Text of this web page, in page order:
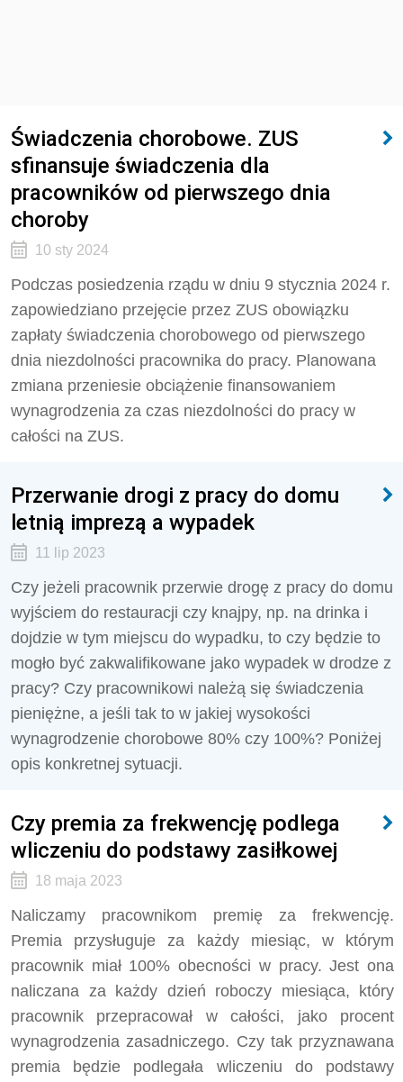
Świadczenia chorobowe. ZUS
sfinansuje świadczenia dla
pracowników od pierwszego dnia
choroby
10 sty 2024
Podczas posiedzenia rządu w dniu 9 stycznia 2024 r.
zapowiedziano przejęcie przez ZUS obowiązku
zapłaty świadczenia chorobowego od pierwszego
dnia niezdolności pracownika do pracy. Planowana
zmiana przeniesie obciążenie finansowaniem
wynagrodzenia za czas niezdolności do pracy w
całości na ZUS.
Przerwanie drogi z pracy do domu
letnią imprezą a wypadek
11 lip 2023
Czy jeżeli pracownik przerwie drogę z pracy do domu
wyjściem do restauracji czy knajpy, np. na drinka i
dojdzie w tym miejscu do wypadku, to czy będzie to
mogło być zakwalifikowane jako wypadek w drodze z
pracy? Czy pracownikowi należą się świadczenia
pieniężne, a jeśli tak to w jakiej wysokości
wynagrodzenie chorobowe 80% czy 100%? Poniżej
opis konkretnej sytuacji.
Czy premia za frekwencję podlega
wliczeniu do podstawy zasiłkowej
18 maja 2023
Naliczamy pracownikom premię za frekwencję.
Premia przysługuje za każdy miesiąc, w którym
pracownik miał 100% obecności w pracy. Jest ona
naliczana za każdy dzień roboczy miesiąca, który
pracownik przepracował w całości, jako procent
wynagrodzenia zasadniczego. Czy tak przyznawana
premia będzie podlegała wliczeniu do podstawy